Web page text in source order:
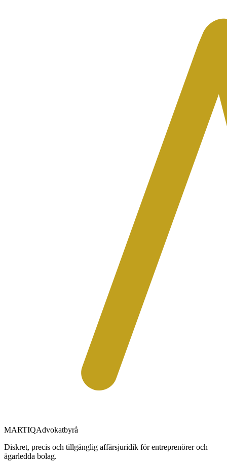
MARTIQAdvokatbyrå
Diskret, precis och tillgänglig affärsjuridik för entreprenörer och
ägarledda bolag.